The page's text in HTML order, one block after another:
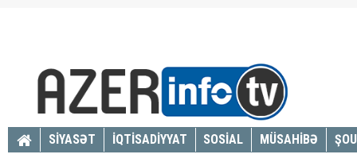
SİYASƏT İQTİSADİYYAT SOSİAL MÜSAHİBƏ